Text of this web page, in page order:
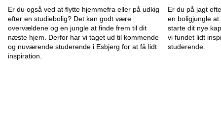
Er du også ved at flytte hjemmefra eller på udkig
efter en studiebolig? Det kan godt være
overvældene og en jungle at finde frem til dit
næste hjem. Derfor har vi taget ud til kommende
og nuværende studerende i Esbjerg for at få lidt
inspiration.
Er du på jagt
en boligjungle
starte dit nye
vi fundet lidt
studerende.